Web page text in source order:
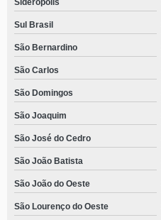
Siderópolis
Sul Brasil
São Bernardino
São Carlos
São Domingos
São Joaquim
São José do Cedro
São João Batista
São João do Oeste
São Lourenço do Oeste